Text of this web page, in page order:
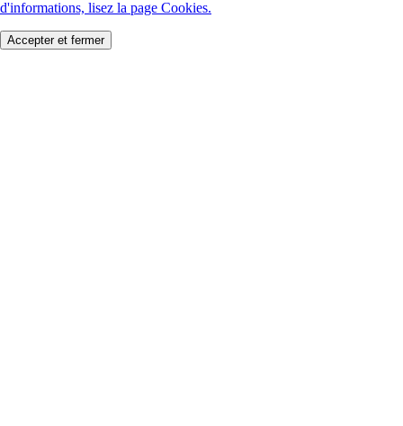
d'informations, lisez la page Cookies.
Accepter et fermer